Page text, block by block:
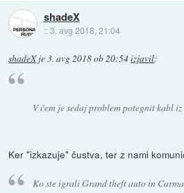
shadeX
::3. avg 2018, 21:04
shadeXje3. avg 2018 ob 20:54izjavil:
V čem je sedaj problem potegnit kabl
Ker "izkazuje" čustva, ter z nami
Ko ste igrali Grand theft auto in